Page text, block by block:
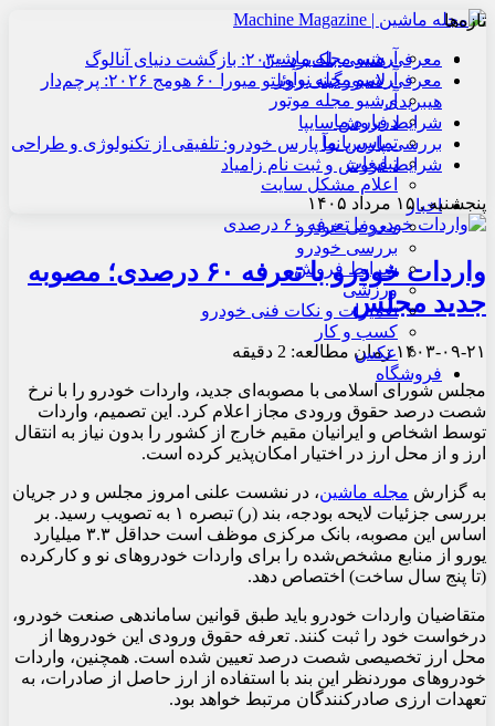
آرشیو مجله ماشین
آرشیو مجله نوآور
آرشیو مجله موتور
درباره ما
تماس با ما
تبلیغات
اعلام مشکل سایت
اخبار
معرفی خودرو
بررسی خودرو
شرایط فروش
ورزشی
تعمیرات و نکات فنی خودرو
کسب و کار
عکس
فروشگاه
تازه‌ها
معرفی هنسی بلک‌برد ۲۰۳۰: بازگشت دنیای آنالوگ
معرفی لامبورگینی روئلتو میورا ۶۰ هومج ۲۰۲۶: پرچم‌دار
هیبریدی
شرایط فروش سایپا
بررسی پارس نوآ پارس خودرو: تلفیقی از تکنولوژی و طراحی
شرایط فروش و ثبت نام زامیاد
پنجشنبه , ۱۵ مرداد ۱۴۰۵
واردات خودرو با تعرفه ۶۰ درصدی؛ مصوبه
جدید مجلس
۱۴۰۳-۰۹-۲۱زمان مطالعه: 2 دقیقه
مجلس شورای اسلامی با مصوبه‌ای جدید، واردات خودرو را با نرخ
شصت درصد حقوق ورودی مجاز اعلام کرد. این تصمیم، واردات
توسط اشخاص و ایرانیان مقیم خارج از کشور را بدون نیاز به انتقال
ارز و از محل ارز در اختیار امکان‌پذیر کرده است.
به گزارش مجله ماشین، در نشست علنی امروز مجلس و در جریان
بررسی جزئیات لایحه بودجه، بند (ر) تبصره ۱ به تصویب رسید. بر
اساس این مصوبه، بانک مرکزی موظف است حداقل ۳.۳ میلیارد
یورو از منابع مشخص‌شده را برای واردات خودروهای نو و کارکرده
(تا پنج سال ساخت) اختصاص دهد.
متقاضیان واردات خودرو باید طبق قوانین ساماندهی صنعت خودرو،
درخواست خود را ثبت کنند. تعرفه حقوق ورودی این خودروها از
محل ارز تخصیصی شصت درصد تعیین شده است. همچنین، واردات
خودروهای موردنظر این بند با استفاده از ارز حاصل از صادرات، به
تعهدات ارزی صادرکنندگان مرتبط خواهد بود.